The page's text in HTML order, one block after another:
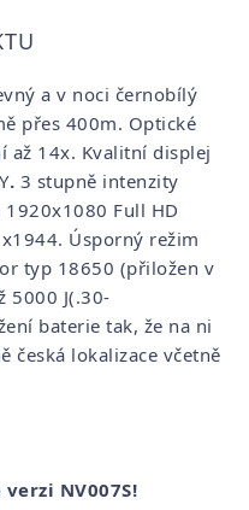
a v noci černobílý
přes 400m. Optické
až 14x. Kvalitní displej
. 3 stupně intenzity
Full HD
Úsporný režim
typ 18650 (přiložen v
5000 J(.30-
baterie tak, že na ni
česká lokalizace včetně
NV007S!